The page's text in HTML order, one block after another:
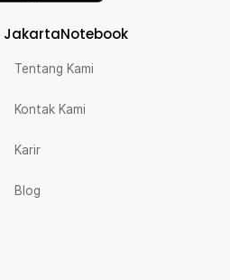
JakartaNotebook
Tentang Kami
Kontak Kami
Karir
Blog